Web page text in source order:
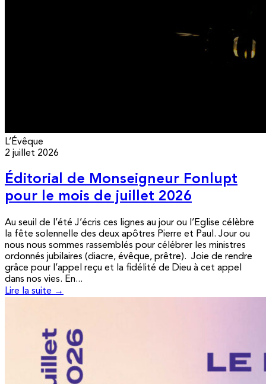
L’Évêque
2 juillet 2026
Éditorial de Monseigneur Fonlupt
pour le mois de juillet 2026
Au seuil de l’été J’écris ces lignes au jour ou l’Eglise célèbre
la fête solennelle des deux apôtres Pierre et Paul. Jour ou
nous nous sommes rassemblés pour célébrer les ministres
ordonnés jubilaires (diacre, évêque, prêtre). Joie de rendre
grâce pour l’appel reçu et la fidélité de Dieu à cet appel
dans nos vies. En...
Lire la suite →